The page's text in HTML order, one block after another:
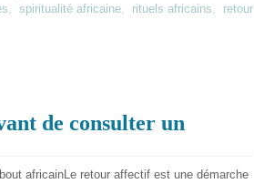
, spiritualité africaine, rituels africains, retour
de consulter un
Le retour affectif est une démarche